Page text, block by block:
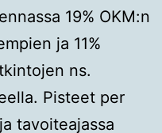
19% OKM:n
ja 11%
ns.
Pisteet per
tavoiteajassa